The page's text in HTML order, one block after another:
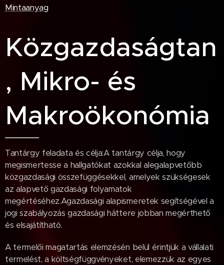
Mintaanyag
Közgazdaságtan
, Mikro- és
Makroökonómia
Tantárgy feladata és célja:A tantárgy célja, hogy
megismertesse a hallgatókat azokkal alegalapvetőbb
közgazdasági összefüggésekkel, amelyek szükségesek
az alapvető gazdasági folyamatok
megértéséhez.Agazdasági alapismeretek segítségével a
jogi szabályozás gazdasági háttere jobban megérthető
és elsajátítható.
A termelői magatartás elemzésén belül érintjük a vállalati
termelést, a költségfüggvényeket, elemezzük az egyes